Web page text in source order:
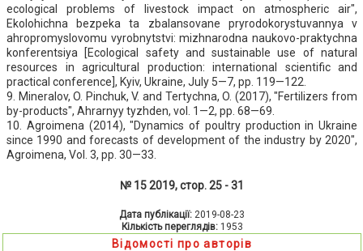
ecological problems of livestock impact on atmospheric air",
Ekolohichna bezpeka ta zbalansovane pryrodokorystuvannya v
ahropromyslovomu vyrobnytstvi: mizhnarodna naukovo-praktychna
konferentsiya [Ecological safety and sustainable use of natural
resources in agricultural production: international scientific and
practical conference], Kyiv, Ukraine, July 5—7, pp. 119—122.
9. Mineralov, O. Pinchuk, V. and Tertychna, O. (2017), "Fertilizers from
by-products", Ahrarnyy tyzhden, vol. 1—2, pp. 68—69.
10. Agroimena (2014), "Dynamics of poultry production in Ukraine
since 1990 and forecasts of development of the industry by 2020",
Agroimena, Vol. 3, pp. 30—33.
№ 15 2019, стор. 25 - 31
Дата публікації: 2019-08-23
Кількість переглядів: 1953
Відомості про авторів